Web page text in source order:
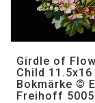
Girdle of
Child 11.5x16
Bokmärke ©
Freihoff 5005